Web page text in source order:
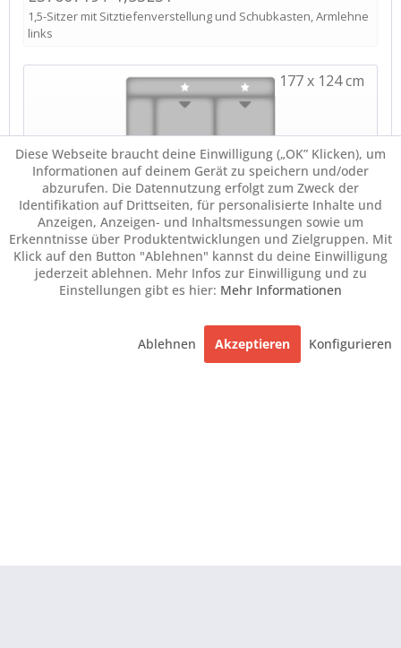
Diese Webseite braucht deine Einwilligung („OK” Klicken), um
Informationen auf deinem Gerät zu speichern und/oder
abzurufen. Die Datennutzung erfolgt zum Zweck der
Identifikation auf Drittseiten, für personalisierte Inhalte und
Anzeigen, Anzeigen- und Inhaltsmessungen sowie um
Erkenntnisse über Produktentwicklungen und Zielgruppen. Mit
Klick auf den Button "Ablehnen" kannst du deine Einwilligung
jederzeit ablehnen. Mehr Infos zur Einwilligung und zu
Einstellungen gibt es hier: Mehr Informationen
Ablehnen Akzeptieren Konfigurieren